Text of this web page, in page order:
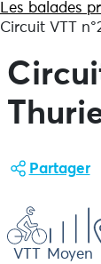
Les balades
Circuit VTT
Partager
VTT Moyen